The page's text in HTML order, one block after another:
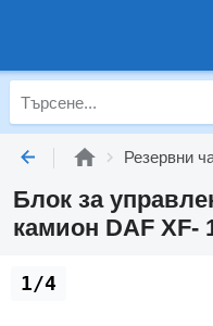
Резервни
Блок за
камион DAF XF-
1/4